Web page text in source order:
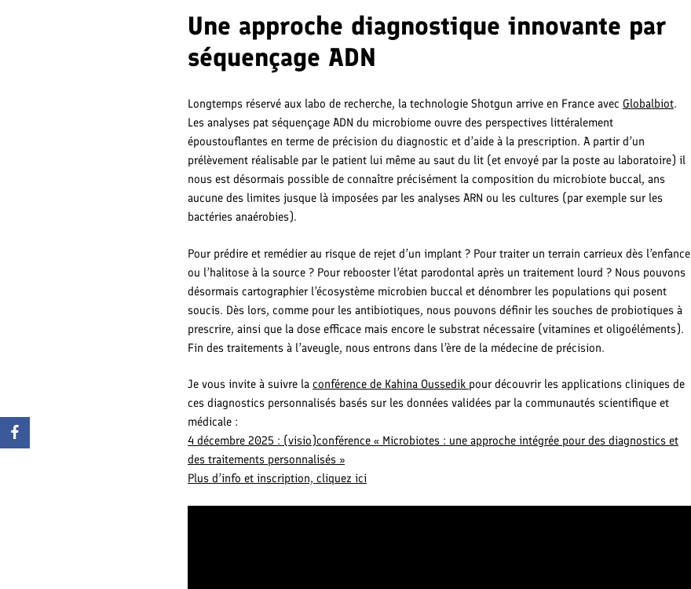
Une approche diagnostique innovante par
séquençage ADN
Longtemps réservé aux labo de recherche, la technologie Shotgun arrive en France avec Globalbiot.
Les analyses pat séquençage ADN du microbiome ouvre des perspectives littéralement
époustouflantes en terme de précision du diagnostic et d’aide à la prescription. A partir d’un
prélèvement réalisable par le patient lui même au saut du lit (et envoyé par la poste au laboratoire) il
nous est désormais possible de connaître précisément la composition du microbiote buccal, ans
aucune des limites jusque là imposées par les analyses ARN ou les cultures (par exemple sur les
bactéries anaérobies).
Pour prédire et remédier au risque de rejet d’un implant ? Pour traiter un terrain carrieux dès l’enfance
ou l’halitose à la source ? Pour rebooster l’état parodontal après un traitement lourd ? Nous pouvons
désormais cartographier l’écosystème microbien buccal et dénombrer les populations qui posent
soucis. Dès lors, comme pour les antibiotiques, nous pouvons définir les souches de probiotiques à
prescrire, ainsi que la dose efficace mais encore le substrat nécessaire (vitamines et oligoéléments).
Fin des traitements à l’aveugle, nous entrons dans l’ère de la médecine de précision.
Je vous invite à suivre la conférence de Kahina Oussedik pour découvrir les applications cliniques de
ces diagnostics personnalisés basés sur les données validées par la communautés scientifique et
médicale :
4 décembre 2025 : (visio)conférence « Microbiotes : une approche intégrée pour des diagnostics et
des traitements personnalisés »
Plus d’info et inscription, cliquez ici